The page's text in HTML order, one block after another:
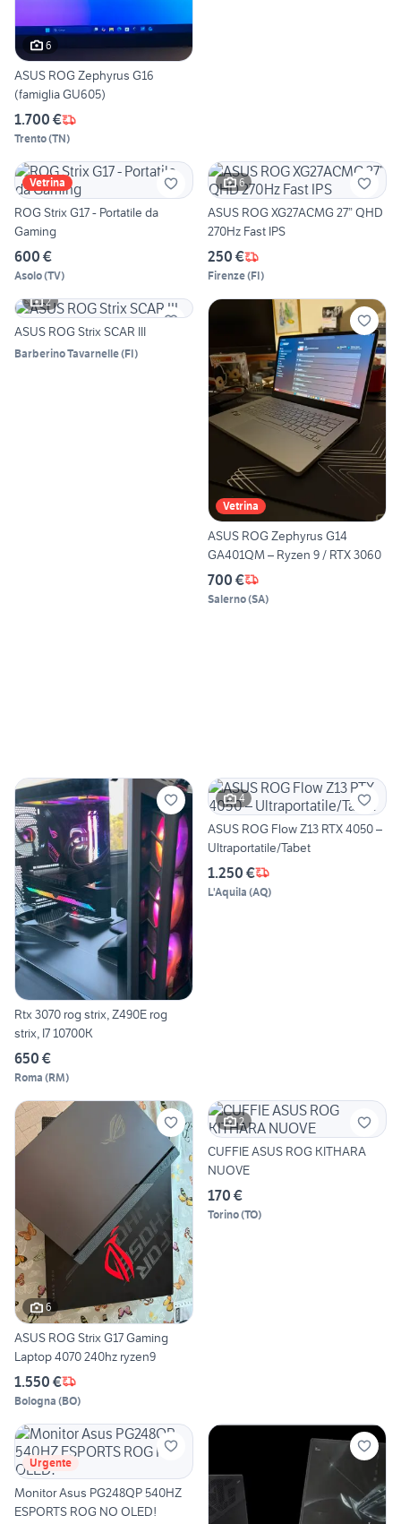
6
ASUS ROG Zephyrus G16
(famiglia GU605)
1.700 €
Trento(TN)
Vetrina
ROG Strix G17 - Portatile da
Gaming
600 €
Asolo(TV)
6
ASUS ROG XG27ACMG 27” QHD
270Hz Fast IPS
250 €
Firenze(FI)
2
ASUS ROG Strix SCAR III
Barberino Tavarnelle(FI)
Vetrina
ASUS ROG Zephyrus G14
GA401QM – Ryzen 9 / RTX 3060
700 €
Salerno(SA)
Rtx 3070 rog strix, Z490E rog
strix, I7 10700K
650 €
Roma (RM)
4
ASUS ROG Flow Z13 RTX 4050 –
Ultraportatile/Tabet
1.250 €
L'Aquila (AQ)
6
ASUS ROG Strix G17 Gaming
Laptop 4070 240hz ryzen9
1.550 €
Bologna (BO)
2
CUFFIE ASUS ROG KITHARA
NUOVE
170 €
Torino(TO)
Urgente
Monitor Asus PG248QP 540HZ
ESPORTS ROG NO OLED!